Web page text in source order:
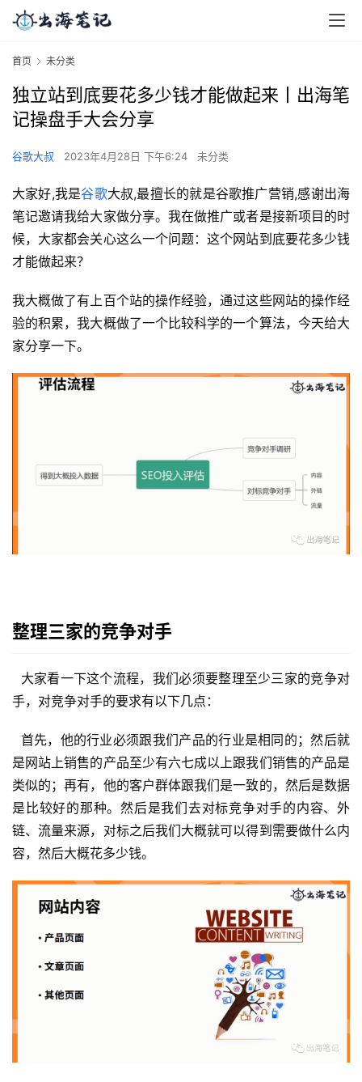
首页 未分类
独立站到底要花多少钱才能做起来丨出海笔
记操盘手大会分享
谷歌大叔 2023年4月28日 下午6:24 未分类
大家好,我是谷歌大叔,最擅长的就是谷歌推广营销,感谢出海
笔记邀请我给大家做分享。我在做推广或者是接新项目的时
候，大家都会关心这么一个问题：这个网站到底要花多少钱
才能做起来？
我大概做了有上百个站的操作经验，通过这些网站的操作经
验的积累，我大概做了一个比较科学的一个算法，今天给大
家分享一下。
整理三家的竞争对手
大家看一下这个流程，我们必须要整理至少三家的竞争对
手，对竞争对手的要求有以下几点：
首先，他的行业必须跟我们产品的行业是相同的；然后就
是网站上销售的产品至少有六七成以上跟我们销售的产品是
类似的；再有，他的客户群体跟我们是一致的，然后是数据
是比较好的那种。然后是我们去对标竞争对手的内容、外
链、流量来源，对标之后我们大概就可以得到需要做什么内
容，然后大概花多少钱。